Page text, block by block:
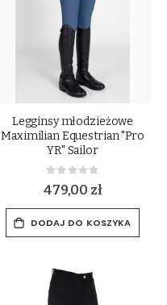
Legginsy młodzieżowe
Maximilian Equestrian "Pro
YR" Sailor
Rating:
0%
479,00 zł
DODAJ DO KOSZYKA